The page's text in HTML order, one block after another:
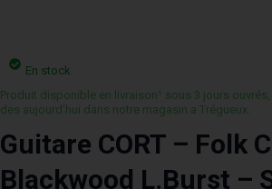
En stock
Produit disponible en livraison¹ sous 3 jours
des aujourd’hui dans notre magasin a Trégueux.
Guitare CORT – Folk
Blackwood L.Burst –